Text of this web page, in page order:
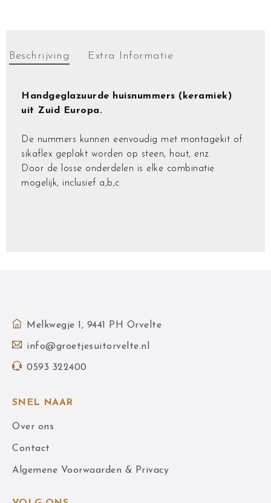
Beschrijving Extra Informatie
Handgeglazuurde huisnummers (keramiek)
uit Zuid Europa.
De nummers kunnen eenvoudig met montagekit of
sikaflex geplakt worden op steen, hout, enz.
Door de losse onderdelen is elke combinatie
mogelijk, inclusief a,b,c
Melkwegje 1, 9441 PH Orvelte
info@groetjesuitorvelte.nl
0593 322400
SNEL NAAR
Over ons
Contact
Algemene Voorwaarden & Privacy